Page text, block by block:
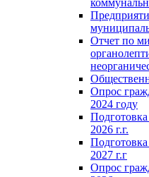
Отчет по
Опрос
2024 году
2026 г.г.
2027 г.г
Опрос